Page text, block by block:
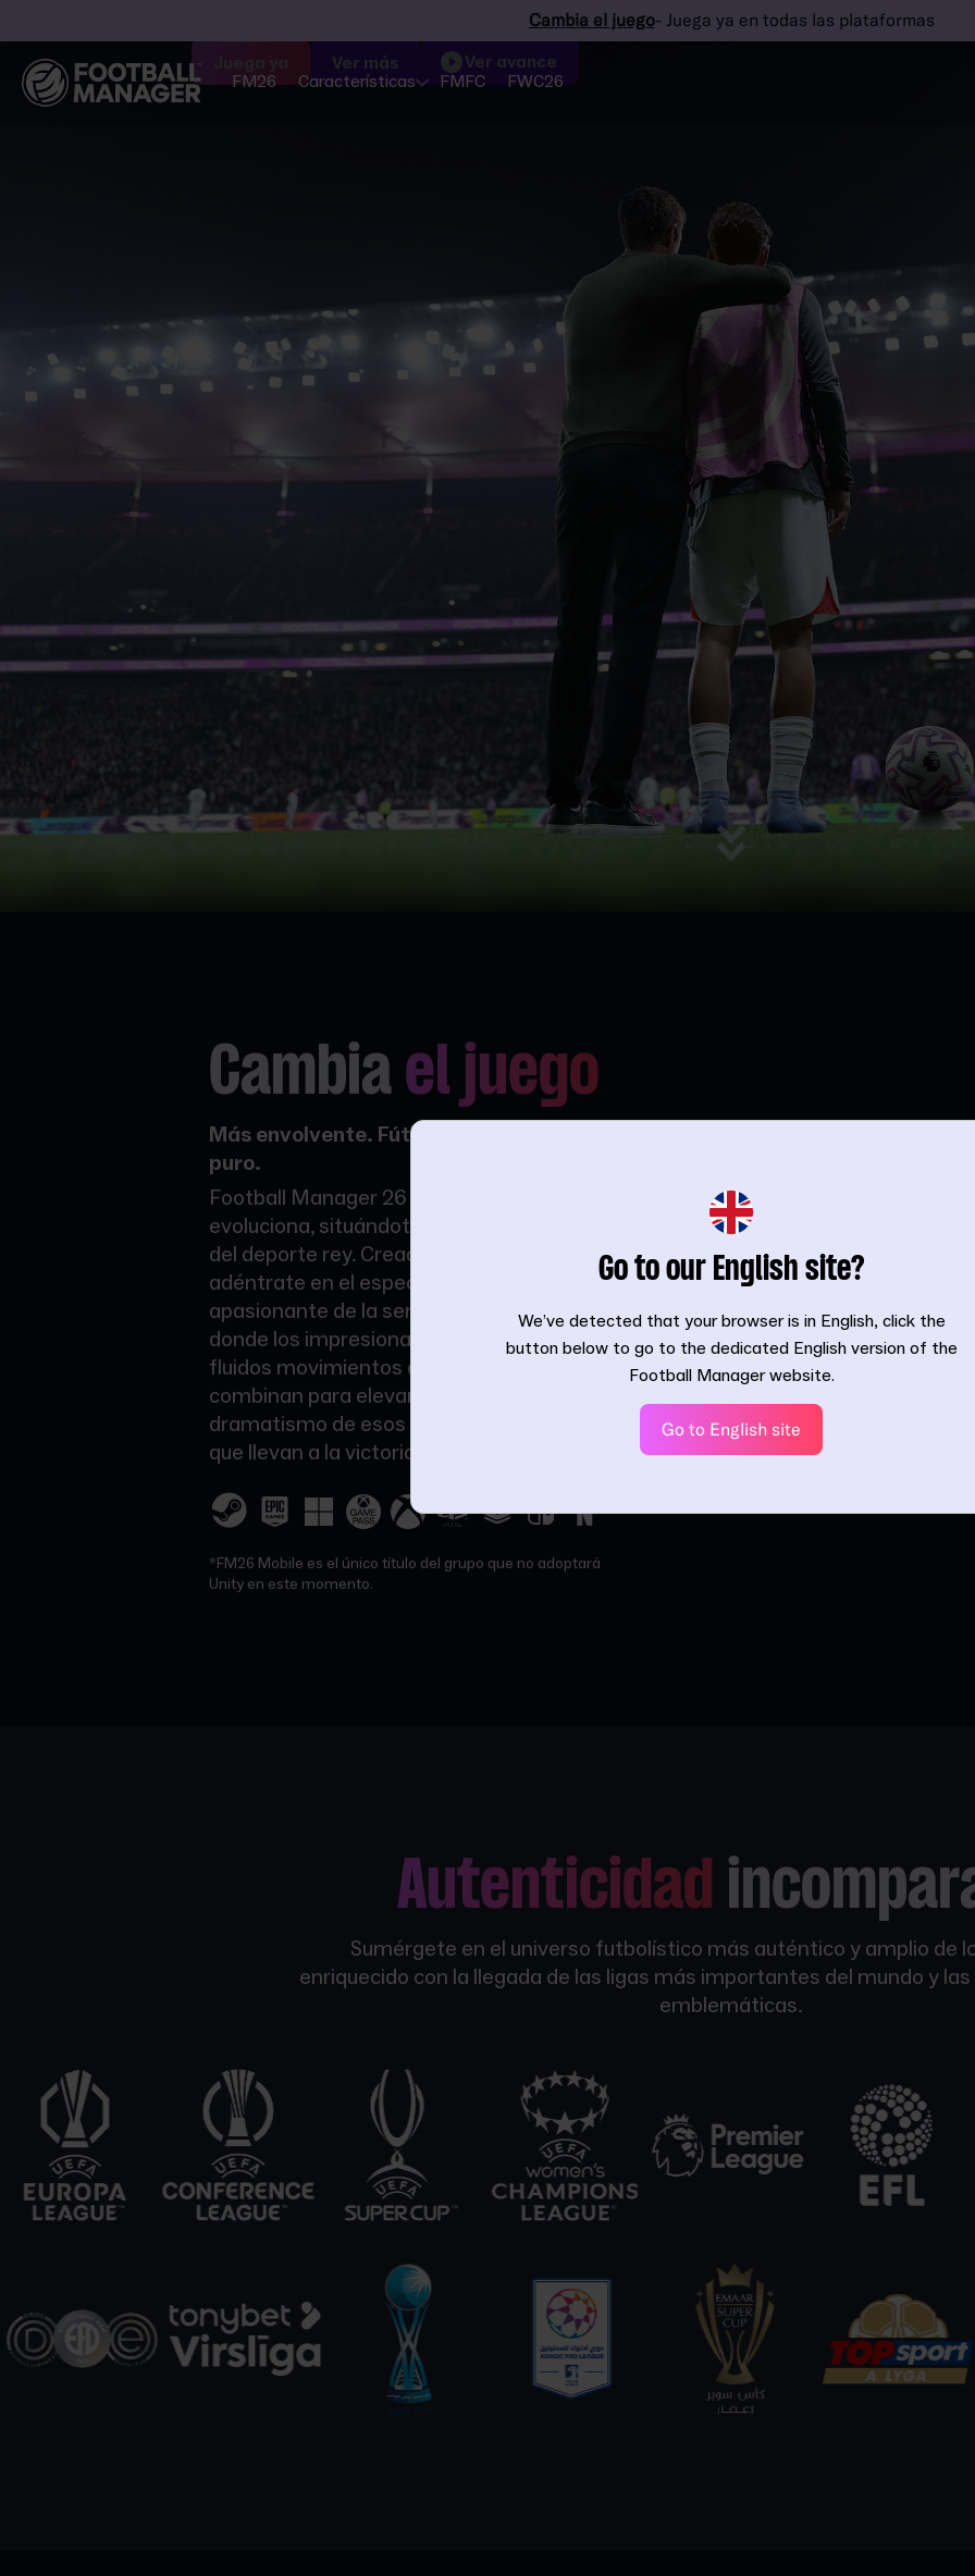
Cambia el juego- Juega ya en todas las plataformas
FM26 Características FMFC FWC26
Ver más Ver avance
Cambiael juego
Más envolvente. Fútbol fluido. Drama
puro.
Football Manager 26 es donde la narración
evoluciona, situándote en el centro mismo
del deporte rey. Creado con Unity,
adéntrate en el espectáculo más
apasionante de la serie en el día del partido,
donde los impresionantes gráficos y los
fluidos movimientos de los jugadores se
combinan para elevar la adrenalina y el
dramatismo de esos momentos decisivos
que llevan a la victoria.
*FM26 Mobile es el único título del grupo que no adoptará
Unity en este momento.
Autenticidad
Sumérgete en el universo futbolístico más auténtico y amplio de
enriquecido con la llegada de las ligas más importantes del mundo y
emblemáticas.
Go to our English site?
We’ve detected that your browser is in English, click the
button below to go to the dedicated English version of the
Football Manager website.
Go to English site